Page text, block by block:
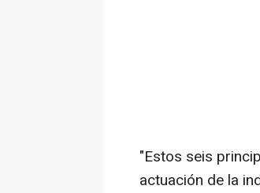
"Estos seis
actuación de la